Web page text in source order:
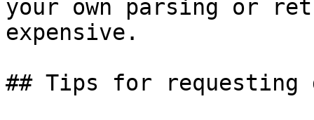
your own parsing or
expensive.
## Tips for requesting